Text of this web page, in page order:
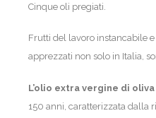
Cinque oli pregiati.
Frutti del lavoro instancabile
apprezzati non solo in Italia,
L’olio extra vergine di oliva
150 anni, caratterizzata dalla